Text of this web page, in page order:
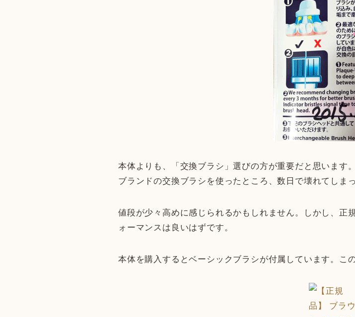
本体よりも、「交換ブラシ」選びの方が重要だと思います
ブランドの交換ブラシを使ったところ、数日で壊れてしま
値段が少々高めに感じられるかもしれません。しかし、正
ォーマンスは良いはずです。
本体を購入するとベーシックブラシが付属しています。こ